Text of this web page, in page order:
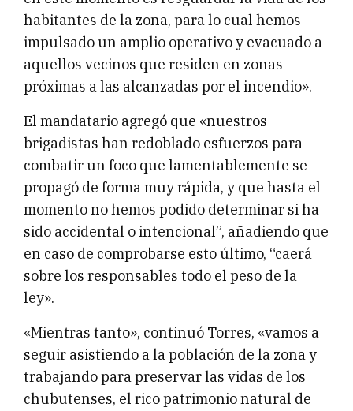
habitantes de la zona, para lo cual hemos
impulsado un amplio operativo y evacuado a
aquellos vecinos que residen en zonas
próximas a las alcanzadas por el incendio».
El mandatario agregó que «nuestros
brigadistas han redoblado esfuerzos para
combatir un foco que lamentablemente se
propagó de forma muy rápida, y que hasta el
momento no hemos podido determinar si ha
sido accidental o intencional”, añadiendo que
en caso de comprobarse esto último, “caerá
sobre los responsables todo el peso de la
ley».
«Mientras tanto», continuó Torres, «vamos a
seguir asistiendo a la población de la zona y
trabajando para preservar las vidas de los
chubutenses, el rico patrimonio natural de